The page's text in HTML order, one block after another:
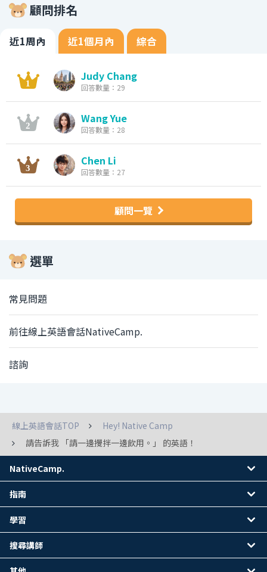
顧問排名
近1周內 近1個月內 綜合
Judy Chang
回答數量：29
Wang Yue
回答數量：28
Chen Li
回答數量：27
顧問一覽
選單
常見問題
前往線上英語會話NativeCamp.
諮詢
線上英語會話TOP
Hey! Native Camp
請告訴我 「請一邊攪拌一邊飲用。」 的英語！
NativeCamp.
指南
學習
搜尋講師